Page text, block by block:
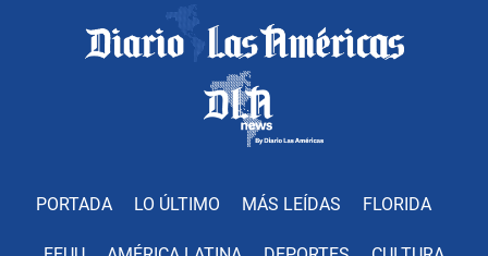
PORTADA LO ÚLTIMO MÁS LEÍDAS FLORIDA